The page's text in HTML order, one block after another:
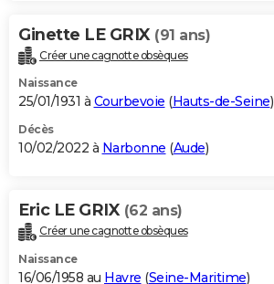
Ginette LE GRIX (91 ans)
Créer une cagnotte obsèques
Naissance
25/01/1931 à Courbevoie (Hauts-de-Seine)
Décès
10/02/2022 à Narbonne (Aude)
Eric LE GRIX (62 ans)
Créer une cagnotte obsèques
Naissance
16/06/1958 au Havre (Seine-Maritime)